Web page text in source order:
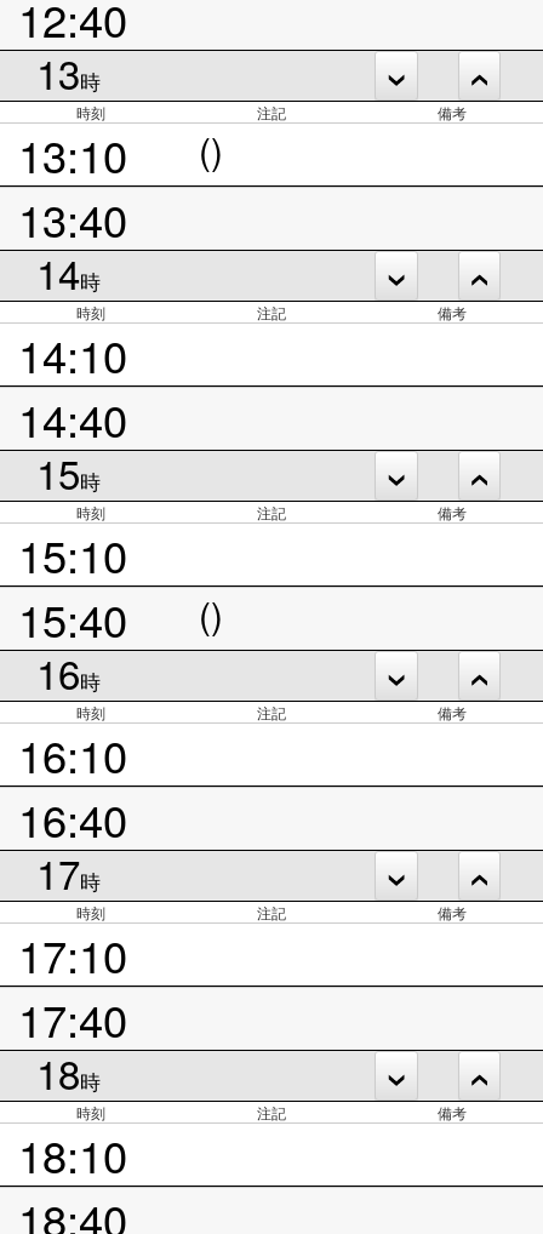
12:40
13時
時刻 注記 備考
13:10 ()
13:40
14時
時刻 注記 備考
14:10
14:40
15時
時刻 注記 備考
15:10
15:40
()
16時
時刻 注記 備考
16:10
16:40
17時
時刻 注記 備考
17:10
17:40
18時
時刻 注記 備考
18:10
18:40